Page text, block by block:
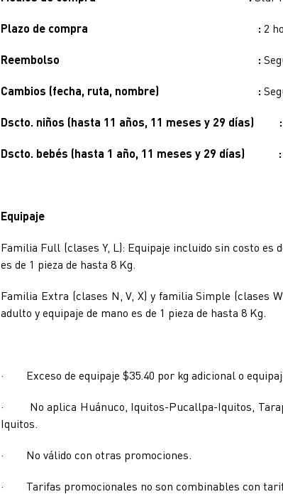
Plazo de compra : 2
Reembolso :
Cambios (fecha, ruta, nombre) :
Dscto. niños (hasta 11 años, 11 meses y 29 días)
Dscto. bebés (hasta 1 año, 11 meses y 29 días) :
Equipaje
Familia Full (clases Y, L): Equipaje incluido sin costo es
es de 1 pieza de hasta 8 Kg.
Familia Extra (clases N, V, X) y familia Simple (clases
adulto y equipaje de mano es de 1 pieza de hasta 8 Kg.
· Exceso de equipaje $35.40 por kg adicional o
· No aplica Huánuco, Iquitos-Pucallpa-Iquitos,
Iquitos.
· No válido con otras promociones.
· Tarifas promocionales no son combinables con